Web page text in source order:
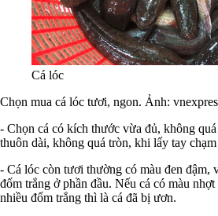
Cá lóc
Chọn mua cá lóc tươi, ngon. Ảnh:
- Chọn cá có kích thước vừa đủ, không
thuôn dài, không quá tròn, khi lấy tay
- Cá lóc còn tươi thường có màu đen đậm,
đốm trắng ở phần đầu. Nếu cá có màu
nhiều đốm trắng thì là cá đã bị ươn.